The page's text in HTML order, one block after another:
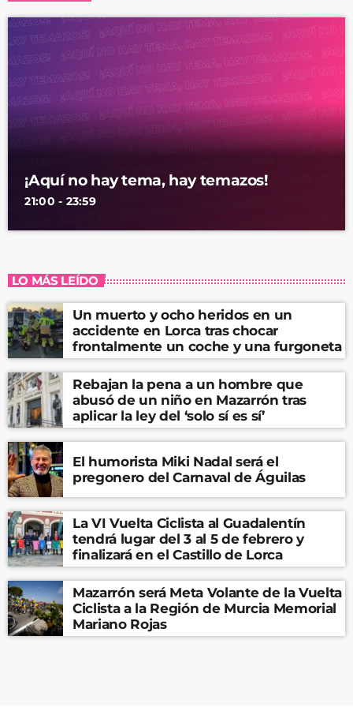
¡Aquí no hay tema, hay temazos!
21:00 - 23:59
LO MÁS LEÍDO
Un muerto y ocho heridos en un
accidente en Lorca tras chocar
frontalmente un coche y una furgoneta
Rebajan la pena a un hombre que
abusó de un niño en Mazarrón tras
aplicar la ley del ‘solo sí es sí’
El humorista Miki Nadal será el
pregonero del Carnaval de Águilas
La VI Vuelta Ciclista al Guadalentín
tendrá lugar del 3 al 5 de febrero y
finalizará en el Castillo de Lorca
Mazarrón será Meta Volante de la Vuelta
Ciclista a la Región de Murcia Memorial
Mariano Rojas